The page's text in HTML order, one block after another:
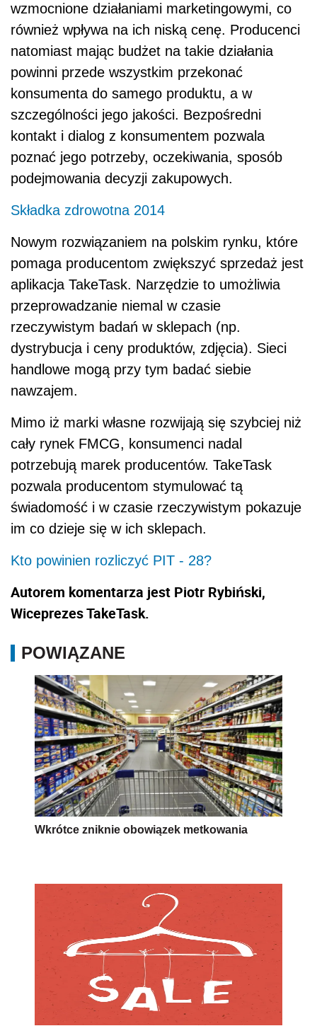
wzmocnione działaniami marketingowymi, co
również wpływa na ich niską cenę. Producenci
natomiast mając budżet na takie działania
powinni przede wszystkim przekonać
konsumenta do samego produktu, a w
szczególności jego jakości. Bezpośredni
kontakt i dialog z konsumentem pozwala
poznać jego potrzeby, oczekiwania, sposób
podejmowania decyzji zakupowych.
Składka zdrowotna 2014
Nowym rozwiązaniem na polskim rynku, które
pomaga producentom zwiększyć sprzedaż jest
aplikacja TakeTask. Narzędzie to umożliwia
przeprowadzanie niemal w czasie
rzeczywistym badań w sklepach (np.
dystrybucja i ceny produktów, zdjęcia). Sieci
handlowe mogą przy tym badać siebie
nawzajem.
Mimo iż marki własne rozwijają się szybciej niż
cały rynek FMCG, konsumenci nadal
potrzebują marek producentów. TakeTask
pozwala producentom stymulować tą
świadomość i w czasie rzeczywistym pokazuje
im co dzieje się w ich sklepach.
Kto powinien rozliczyć PIT - 28?
Autorem komentarza jest Piotr Rybiński,
Wiceprezes TakeTask.
POWIĄZANE
Wkrótce zniknie obowiązek metkowania